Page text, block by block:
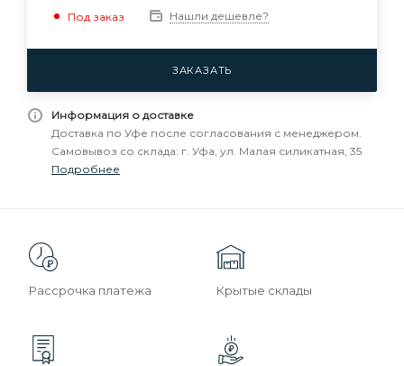
Под заказ Нашли дешевле?
ЗАКАЗАТЬ
Информация о доставке
Доставка по Уфе после согласования с менеджером.
Самовывоз со склада: г. Уфа, ул. Малая силикатная, 35
Подробнее
Рассрочка платежа Крытые склады